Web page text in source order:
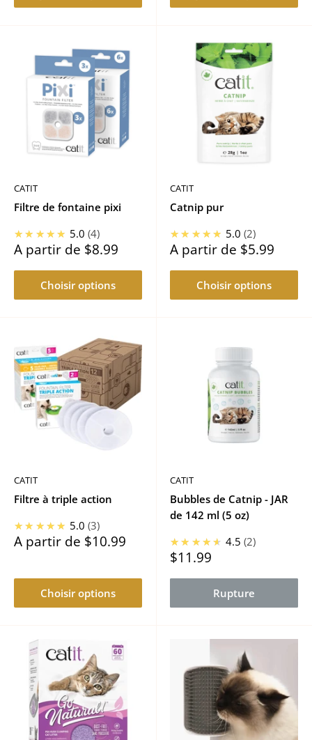
CATIT
Filtre de fontaine pixi
★★★★★ 5.0 4
Prix
réduit
A partir de $8.99
Choisir options
CATIT
Catnip pur
★★★★★ 5.0 2
Prix
réduit
A partir de $5.99
Choisir options
CATIT
Filtre à triple action
★★★★★ 5.0 3
Prix
réduit
A partir de $10.99
Choisir options
CATIT
Bubbles de Catnip - JAR
de 142 ml (5 oz)
★★★★★ 4.5 2
Prix
$11.99
Rupture